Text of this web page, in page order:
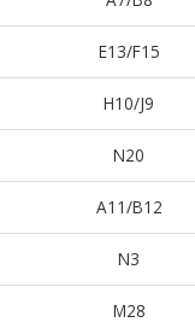
E13/F15
H10/J9
N20
A11/B12
N3
M28